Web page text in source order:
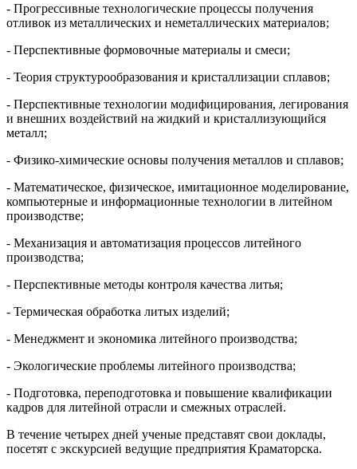
- Прогрессивные технологические процессы получения
отливок из металлических и неметаллических материалов;
- Перспективные формовочные материалы и смеси;
- Теория структурообразования и кристаллизации сплавов;
- Перспективные технологии модифицирования, легирования
и внешних воздействий на жидкий и кристаллизующийся
металл;
- Физико-химические основы получения металлов и сплавов;
- Математическое, физическое, имитационное моделирование,
компьютерные и информационные технологии в литейном
производстве;
- Механизация и автоматизация процессов литейного
производства;
- Перспективные методы контроля качества литья;
- Термическая обработка литых изделий;
- Менеджмент и экономика литейного производства;
- Экологические проблемы литейного производства;
- Подготовка, переподготовка и повышение квалификации
кадров для литейной отрасли и смежных отраслей.
В течение четырех дней ученые представят свои доклады,
посетят с экскурсией ведущие предприятия Краматорска.